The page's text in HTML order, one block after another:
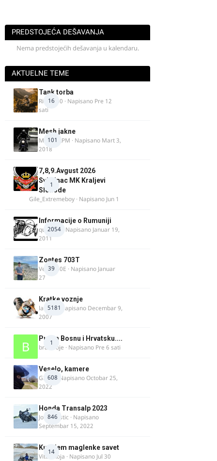
PREDSTOJEĆA DEŠAVANJA
Nema predstojećih dešavanja u kalendaru.
AKTUELNE TEME
16
Tank torba
Rider000 · Napisano Pre 12
sati
101
Mesh jakne
MostarRPM · Napisano Mart 3,
2018
1
7,8,9.Avgust 2026
Svilajnac MK Kraljevi
Slobode
Gile_Extremeboy · Napisano Jun 1
2054
Informacije o Rumuniji
quasaar · Napisano Januar 19,
2011
39
Zontes 703T
Verdi350E · Napisano Januar
27
5181
Kratke voznje
lalajko· Napisano Decembar 9,
2007
1
Put za Bosnu i Hrvatsku....
bradivoje · Napisano Pre 6 sati
608
Veselo, kamere
GR 46· NapisanoOctobar 25,
2022
846
Honda Transalp 2023
Jovan Ristic · Napisano
Septembar 15, 2022
14
Kupujem maglenke savet
Vitez Koja · Napisano Jul 30